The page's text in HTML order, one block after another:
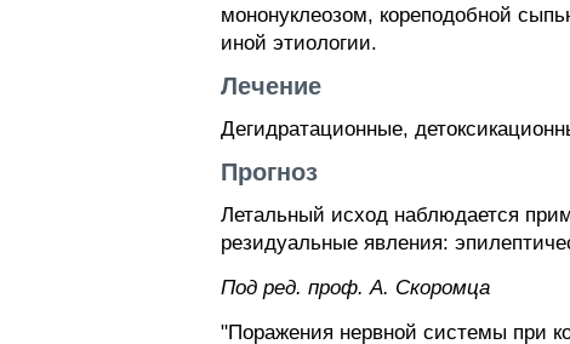
мононуклеозом, кореподобной
иной этиологии.
Лечение
Дегидратационные,
Прогноз
Летальный исход наблюдается
резидуальные явления:
Пoд peд. проф. А. Скоромца
"Поражения нервной системы при